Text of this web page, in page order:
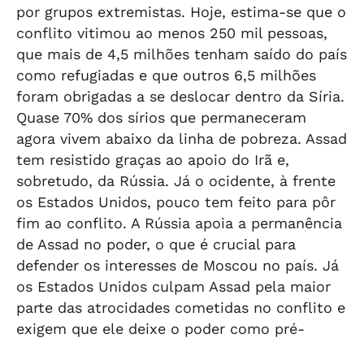
por grupos extremistas. Hoje, estima-se que o
conflito vitimou ao menos 250 mil pessoas,
que mais de 4,5 milhões tenham saído do país
como refugiadas e que outros 6,5 milhões
foram obrigadas a se deslocar dentro da Síria.
Quase 70% dos sírios que permaneceram
agora vivem abaixo da linha de pobreza. Assad
tem resistido graças ao apoio do Irã e,
sobretudo, da Rússia. Já o ocidente, à frente
os Estados Unidos, pouco tem feito para pôr
fim ao conflito. A Rússia apoia a permanência
de Assad no poder, o que é crucial para
defender os interesses de Moscou no país. Já
os Estados Unidos culpam Assad pela maior
parte das atrocidades cometidas no conflito e
exigem que ele deixe o poder como pré-